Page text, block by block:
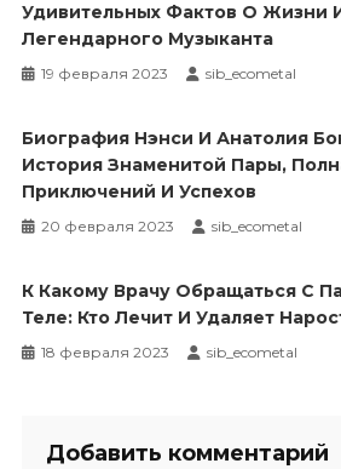
Удивительных Фактов О Жизни
Легендарного Музыканта
19 февраля 2023 sib_ecometal
Биография Нэнси И Анатолия
История Знаменитой Пары,
Приключений И Успехов
20 февраля 2023 sib_ecometal
К Какому Врачу Обращаться С
Теле: Кто Лечит И Удаляет
18 февраля 2023 sib_ecometal
Добавить комментарий